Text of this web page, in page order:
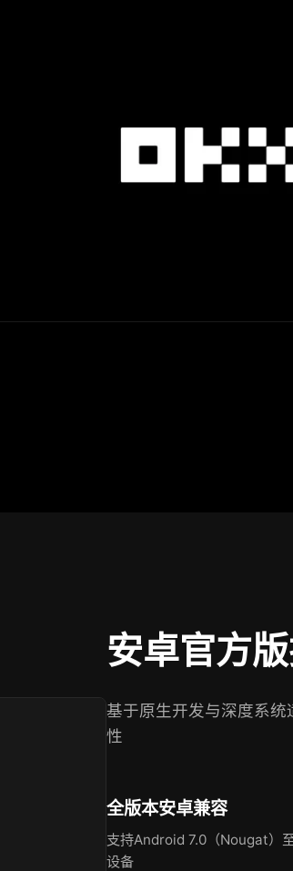
安卓官方
基于原生开发与深度系
性
全版本安卓兼容
支持Android 7.0（Nougat）
设备